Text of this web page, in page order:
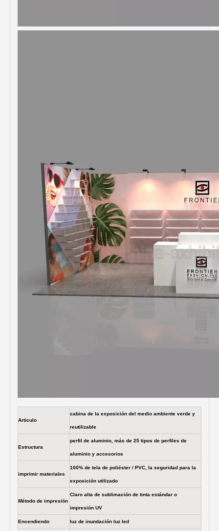
Articulo
cabina de la exposición del medio ambiente verde y
reutilizable
Estructura
perfil de aluminio, más de 25 tipos de perfiles de
aluminio y accesorios
imprimir materiales
100% de tela de poliéster / PVC, la seguridad para la
exposición utilizado
Método de impresión
Claro alta de sublimación de tinta estándar o
impresión UV
Encendiendo luz de inundación luz led